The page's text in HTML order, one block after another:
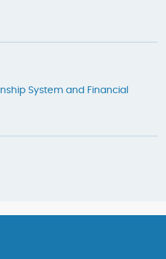
System and Financial